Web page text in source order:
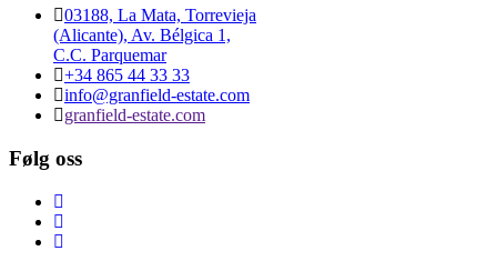
03188, La Mata, Torrevieja
(Alicante), Av. Bélgica 1,
C.C. Parquemar
+34 865 44 33 33
info@granfield-estate.com
granfield-estate.com
Følg oss